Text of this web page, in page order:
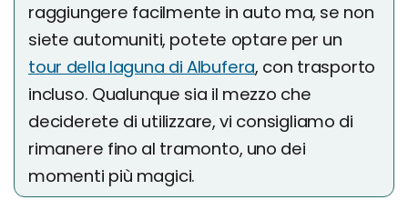
raggiungere facilmente in auto ma, se non
siete automuniti, potete optare per un
tour della laguna di Albufera, con trasporto
incluso. Qualunque sia il mezzo che
deciderete di utilizzare, vi consigliamo di
rimanere fino al tramonto, uno dei
momenti più magici.